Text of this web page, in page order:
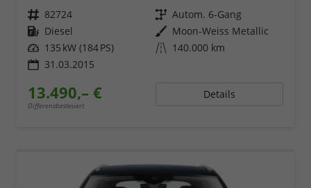
Fahrzeugnr. 82724 Getriebe Autom. 6-Gang
Kraftstoff Diesel Außenfarbe Moon-Weiss Metallic
Leistung 135 kW (184 PS) Kilometerstand 140.000 km
31.03.2015
13.490,– €
Differenzbesteuert
Details